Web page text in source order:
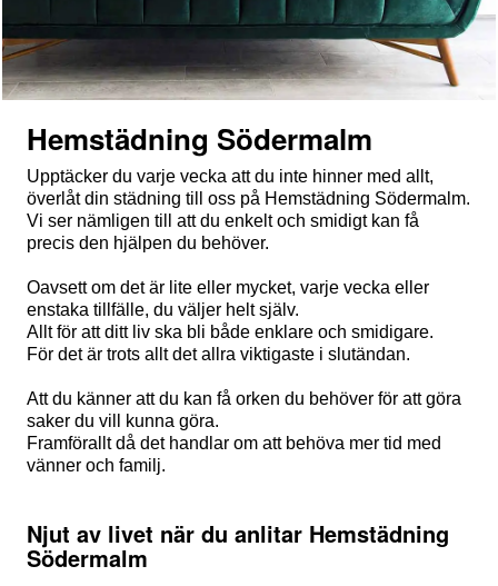
Hemstädning Södermalm
Upptäcker du varje vecka att du inte hinner med allt,
överlåt din städning till oss på Hemstädning Södermalm.
Vi ser nämligen till att du enkelt och smidigt kan få
precis den hjälpen du behöver.
Oavsett om det är lite eller mycket, varje vecka eller
enstaka tillfälle, du väljer helt själv.
Allt för att ditt liv ska bli både enklare och smidigare.
För det är trots allt det allra viktigaste i slutändan.
Att du känner att du kan få orken du behöver för att göra
saker du vill kunna göra.
Framförallt då det handlar om att behöva mer tid med
vänner och familj.
Njut av livet när du anlitar Hemstädning
Södermalm